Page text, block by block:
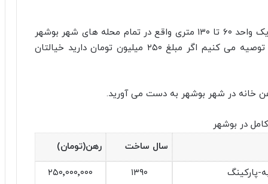
به گزارش اقتصاد آنلاین، در گزارش امروز رهن کامل یک واحد ۶۰ تا ۱۳۰ متری واقع در تمام محله های شهر بوشهر
از بلوار امام خمینی تا چهارباندی را بررسی کرده و توصیه می کنیم اگر مبلغ ۲۵۰ میلیون تومان دارید خیالتان
خانه در شهر بوشهر به دست می آورید.
در بوشهر
سال ساخت رهن(تومان)
۱۳۹۰
۲۵۰٬۰۰۰٬۰۰۰